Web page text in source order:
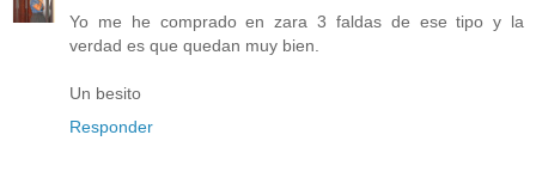
Yo me he comprado en zara 3 faldas de ese tipo y la
verdad es que quedan muy bien.
Un besito
Responder